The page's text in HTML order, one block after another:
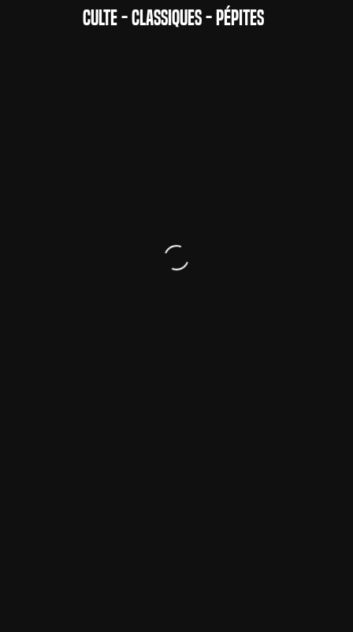
CULTE - CLASSIQUES - PÉPITES